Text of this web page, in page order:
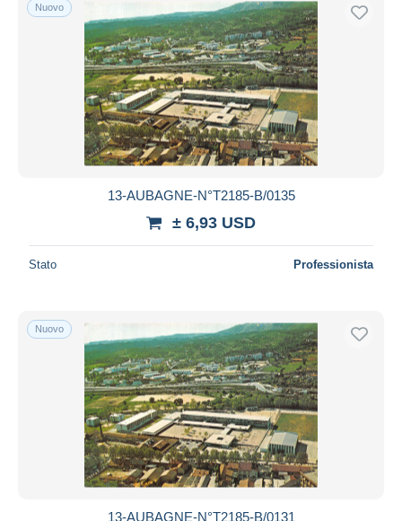
Nuovo
13-AUBAGNE-N°T2185-B/0135
± 6,93 USD
Stato Professionista
Nuovo
13-AUBAGNE-N°T2185-B/0131